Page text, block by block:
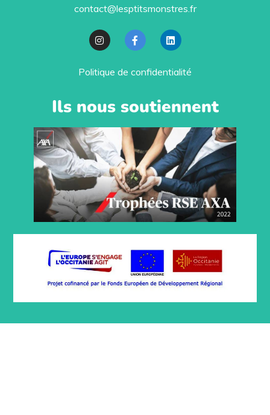
contact@lesptitsmonstres.fr
Politique de confidentialité
Ils nous soutiennent